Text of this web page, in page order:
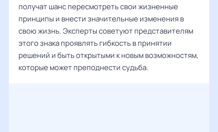
получат шанс пересмотреть свои жизненные
принципы и внести значительные изменения в
свою жизнь. Эксперты советуют представителям
этого знака проявлять гибкость в принятии
решений и быть открытыми к новым возможностям,
которые может преподнести судьба.